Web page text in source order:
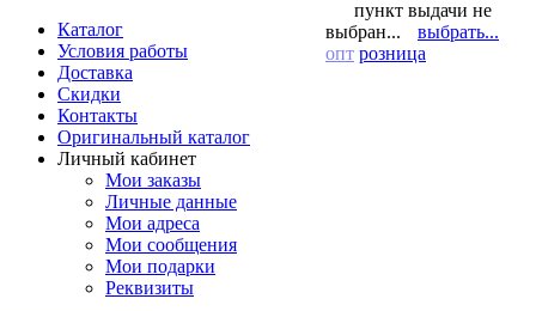
Каталог
Условия работы
Доставка
Скидки
Контакты
Оригинальный каталог
Личный кабинет
Мои заказы
Личные данные
Мои адреса
Мои сообщения
Мои подарки
Реквизиты
пункт выдачи не
выбран...
выбрать...
опт розница